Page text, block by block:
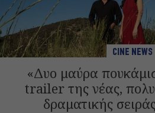
CINE NEWS
«Δυο μαύρα
trailer της νέας,
δραματικής